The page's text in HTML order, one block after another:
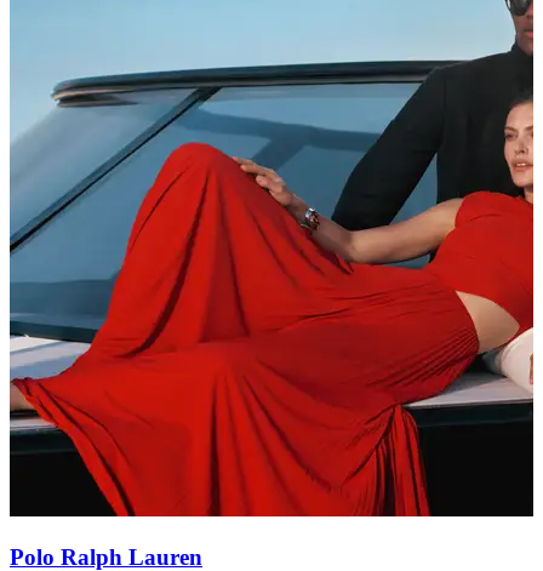
Polo Ralph Lauren